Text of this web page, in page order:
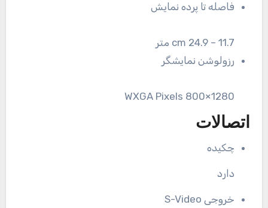
فاصله تا پرده نمایش
11.7 – 24.9 cm متر
رزولوشن نمایشگر
1280×800 WXGA Pixels
اتصالات
چکیده
دارد
خروجی S-Video